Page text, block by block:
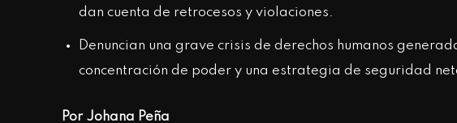
dan cuenta de retrocesos y violaciones.
Denuncian una grave crisis de derechos humanos
concentración de poder y una estrategia de seguridad
Por Johana Peña